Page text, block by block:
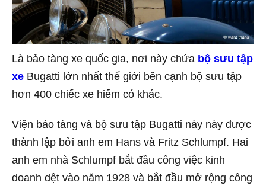
Là bảo tàng xe quốc gia, nơi này chứa bộ sưu tập
xe Bugatti lớn nhất thế giới bên cạnh bộ sưu tập
hơn 400 chiếc xe hiếm có khác.
Viện bảo tàng và bộ sưu tập Bugatti này này được
thành lập bởi anh em Hans và Fritz Schlumpf. Hai
anh em nhà Schlumpf bắt đầu công việc kinh
doanh dệt vào năm 1928 và bắt đầu mở rộng công